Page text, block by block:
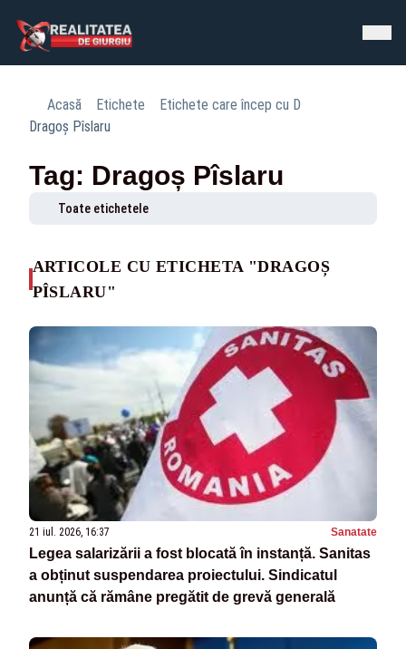
Acasă Etichete
Etichete care încep cu D
Dragoș Pîslaru
Tag: Dragoș Pîslaru
Toate etichetele
ARTICOLE CU ETICHETA "DRAGOȘ
PÎSLARU"
21 iul. 2026, 16:37 Sanatate
Legea salarizării a fost blocată în instanță. Sanitas
a obținut suspendarea proiectului. Sindicatul
anunță că rămâne pregătit de grevă generală